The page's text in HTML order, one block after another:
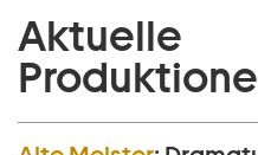
Aktuelle